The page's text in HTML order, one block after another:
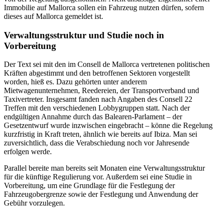
Immobilie auf Mallorca sollen ein Fahrzeug nutzen dürfen, sofern
dieses auf Mallorca gemeldet ist.
Verwaltungsstruktur und Studie noch in
Vorbereitung
Der Text sei mit den im Consell de Mallorca vertretenen politischen
Kräften abgestimmt und den betroffenen Sektoren vorgestellt
worden, hieß es. Dazu gehörten unter anderem
Mietwagenunternehmen, Reedereien, der Transportverband und
Taxivertreter. Insgesamt fanden nach Angaben des Consell 22
Treffen mit den verschiedenen Lobbygruppen statt. Nach der
endgültigen Annahme durch das Balearen-Parlament – der
Gesetzentwurf wurde inzwischen eingebracht – könne die Regelung
kurzfristig in Kraft treten, ähnlich wie bereits auf Ibiza. Man sei
zuversichtlich, dass die Verabschiedung noch vor Jahresende
erfolgen werde.
Parallel bereite man bereits seit Monaten eine Verwaltungsstruktur
für die künftige Regulierung vor. Außerdem sei eine Studie in
Vorbereitung, um eine Grundlage für die Festlegung der
Fahrzeugobergrenze sowie der Festlegung und Anwendung der
Gebühr vorzulegen.